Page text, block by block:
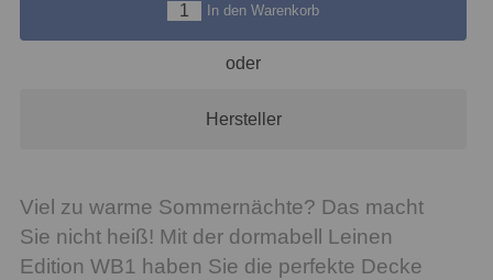
In den Warenkorb
oder
Hersteller
Viel zu warme Sommernächte? Das macht
Sie nicht heiß! Mit der dormabell Leinen
Edition WB1 haben Sie die perfekte Decke